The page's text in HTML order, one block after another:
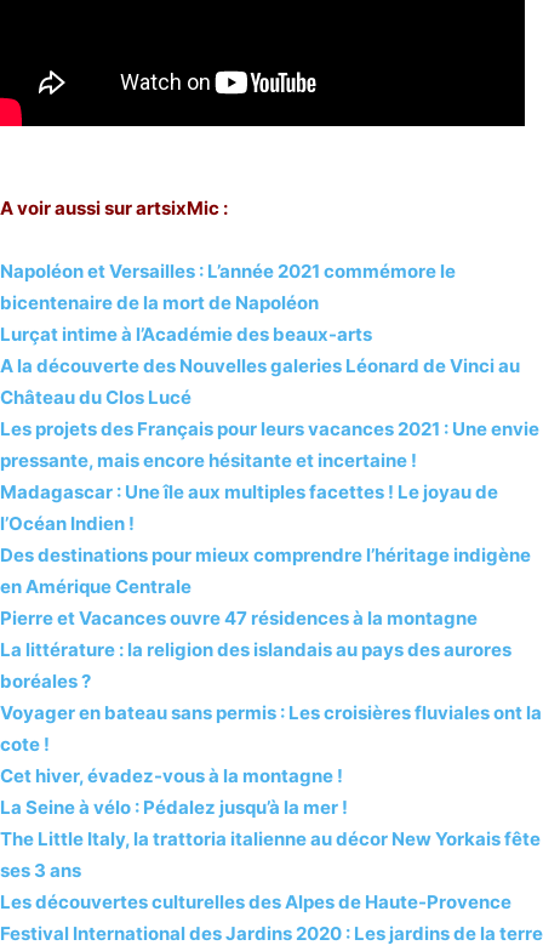
A voir aussi sur artsixMic :
Napoléon et Versailles : L’année 2021 commémore le
bicentenaire de la mort de Napoléon
Lurçat intime à l’Académie des beaux-arts
A la découverte des Nouvelles galeries Léonard de Vinci au
Château du Clos Lucé
Les projets des Français pour leurs vacances 2021 : Une envie
pressante, mais encore hésitante et incertaine !
Madagascar : Une île aux multiples facettes ! Le joyau de
l’Océan Indien !
Des destinations pour mieux comprendre l’héritage indigène
en Amérique Centrale
Pierre et Vacances ouvre 47 résidences à la montagne
La littérature : la religion des islandais au pays des aurores
boréales ?
Voyager en bateau sans permis : Les croisières fluviales ont la
cote !
Cet hiver, évadez-vous à la montagne !
La Seine à vélo : Pédalez jusqu’à la mer !
The Little Italy, la trattoria italienne au décor New Yorkais fête
ses 3 ans
Les découvertes culturelles des Alpes de Haute-Provence
Festival International des Jardins 2020 : Les jardins de la terre